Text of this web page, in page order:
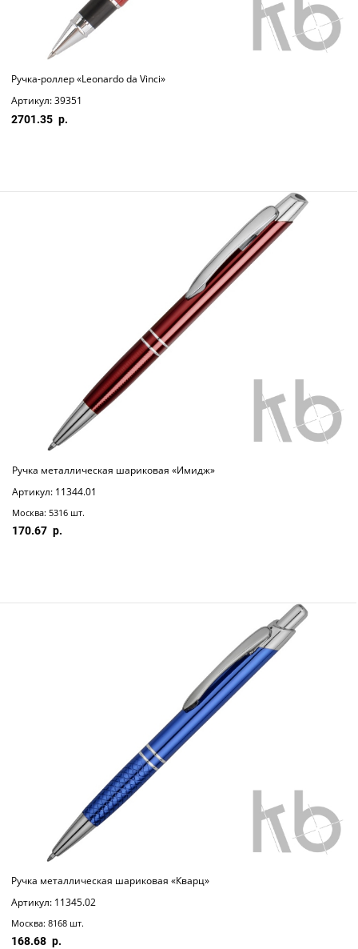
Ручка-роллер «Leonardo da Vinci»
Артикул: 39351
2701.35
Ручка металлическая шариковая «Имидж»
Артикул: 11344.01
Москва: 5316 шт.
170.67
Ручка металлическая шариковая «Кварц»
Артикул: 11345.02
Москва: 8168 шт.
168.68